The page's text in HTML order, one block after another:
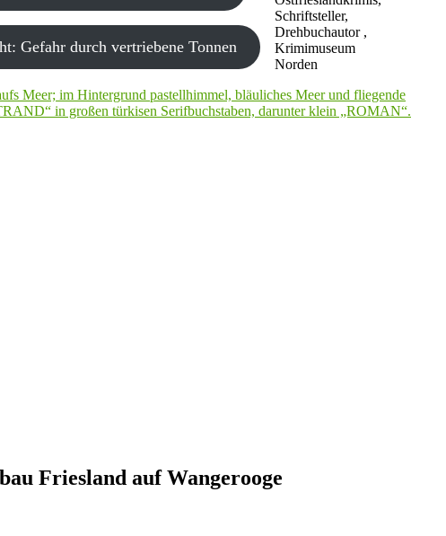
Schriftsteller,
Drehbuchautor ,
Krimimuseum
Norden
Gefahr durch vertriebene Tonnen
Friesland auf Wangerooge